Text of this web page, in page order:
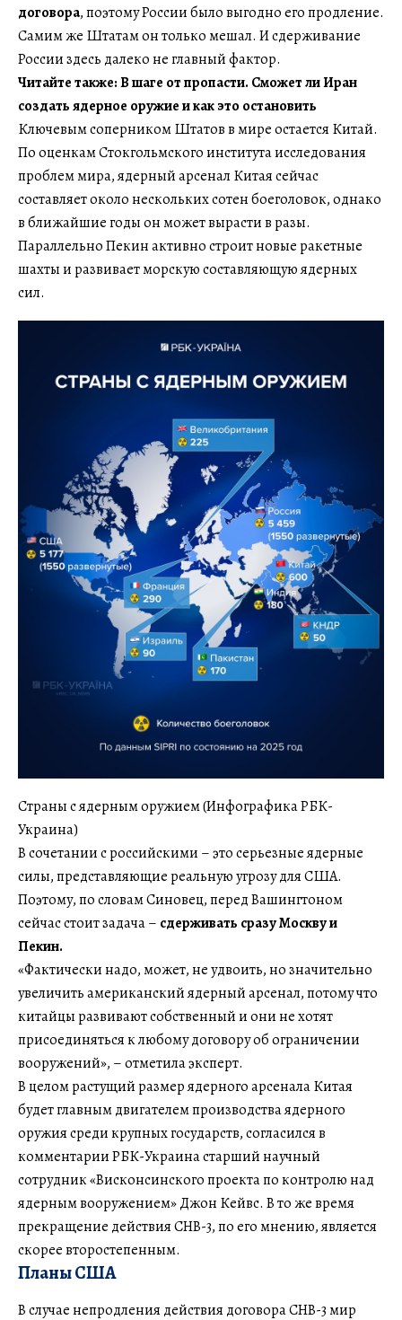
договора, поэтому России было выгодно его продление.
Самим же Штатам он только мешал. И сдерживание
России здесь далеко не главный фактор.
Читайте также: В шаге от пропасти. Сможет ли Иран
создать ядерное оружие и как это остановить
Ключевым соперником Штатов в мире остается Китай.
По оценкам Стокгольмского института исследования
проблем мира, ядерный арсенал Китая сейчас
составляет около нескольких сотен боеголовок, однако
в ближайшие годы он может вырасти в разы.
Параллельно Пекин активно строит новые ракетные
шахты и развивает морскую составляющую ядерных
сил.
Страны с ядерным оружием (Инфографика РБК-
Украина)
В сочетании с российскими – это серьезные ядерные
силы, представляющие реальную угрозу для США.
Поэтому, по словам Синовец, перед Вашингтоном
сейчас стоит задача – сдерживать сразу Москву и
Пекин.
«Фактически надо, может, не удвоить, но значительно
увеличить американский ядерный арсенал, потому что
китайцы развивают собственный и они не хотят
присоединяться к любому договору об ограничении
вооружений», – отметила эксперт.
В целом растущий размер ядерного арсенала Китая
будет главным двигателем производства ядерного
оружия среди крупных государств, согласился в
комментарии РБК-Украина старший научный
сотрудник «Висконсинского проекта по контролю над
ядерным вооружением» Джон Кейвс. В то же время
прекращение действия СНВ-3, по его мнению, является
скорее второстепенным.
Планы США
В случае непродления действия договора СНВ-3 мир